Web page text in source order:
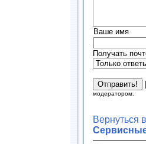
Ваше имя
Получать
модератором.
Вернуться